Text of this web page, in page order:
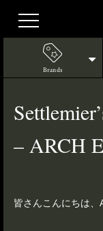
Brands
– ARCH
皆さんこんにちは、